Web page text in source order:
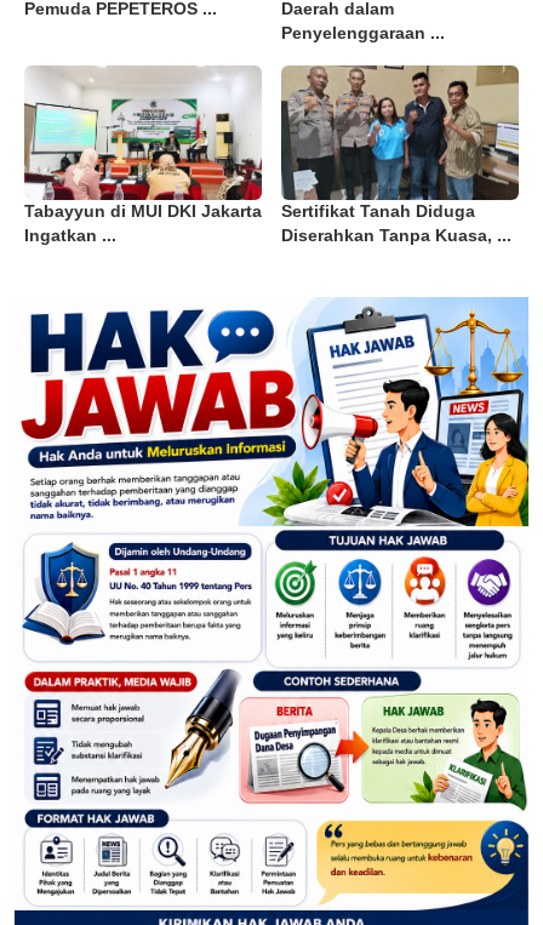
Pemuda PEPETEROS ...
Daerah dalam
Penyelenggaraan ...
Tabayyun di MUI DKI Jakarta
Ingatkan ...
Sertifikat Tanah Diduga
Diserahkan Tanpa Kuasa, ...